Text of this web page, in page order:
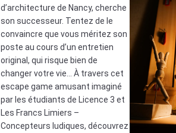
d’architecture de Nancy, cherche
son successeur. Tentez de le
convaincre que vous méritez son
poste au cours d’un entretien
original, qui risque bien de
changer votre vie… À travers cet
escape game amusant imaginé
par les étudiants de Licence 3 et
Les Francs Limiers –
Concepteurs ludiques, découvrez